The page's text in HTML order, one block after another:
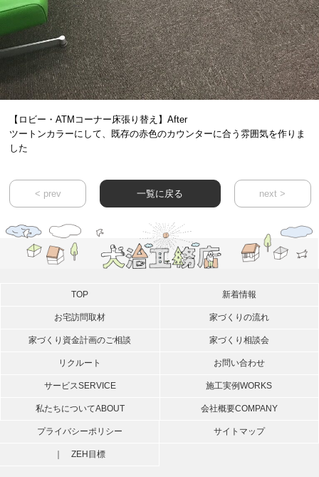
【ロビー・ATMコーナー床張り替え】After
ツートンカラーにして、既存の赤色のカウンターに合う雰囲気を作りま
した
< prev next >
一覧に戻る
TOP 新着情報
お宅訪問取材 家づくりの流れ
家づくり資金計画のご相談 家づくり相談会
リクルート お問い合わせ
サービスSERVICE 施工実例WORKS
私たちについてABOUT 会社概要COMPANY
プライバシーポリシー サイトマップ
｜ ZEH目標